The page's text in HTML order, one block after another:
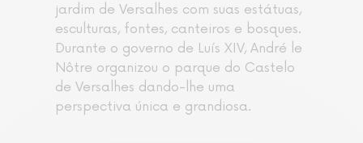
jardim de Versalhes com suas estátuas,
esculturas, fontes, canteiros e bosques.
Durante o governo de Luís XIV, André le
Nôtre organizou o parque do Castelo
de Versalhes dando-lhe uma
perspectiva única e grandiosa.